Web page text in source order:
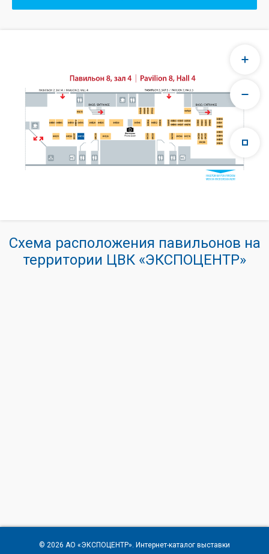
Схема расположения павильонов на
территории ЦВК «ЭКСПОЦЕНТР»
© 2026 АО «ЭКСПОЦЕНТР». Интернет-каталог выставки